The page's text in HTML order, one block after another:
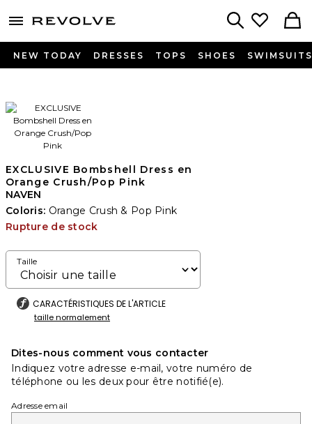
menu - shows more content
NEW TODAY DRESSES TOPS SHOES SWIMSUITS
EXCLUSIVE Bombshell Dress en
Orange Crush/Pop Pink
NAVEN
Coloris: Orange Crush & Pop Pink
Rupture de stock
Taille
CARACTÉRISTIQUES DE L'ARTICLE
taille normalement
Dites-nous comment vous contacter
Indiquez votre adresse e-mail, votre numéro de
téléphone ou les deux pour être notifié(e).
Adresse email